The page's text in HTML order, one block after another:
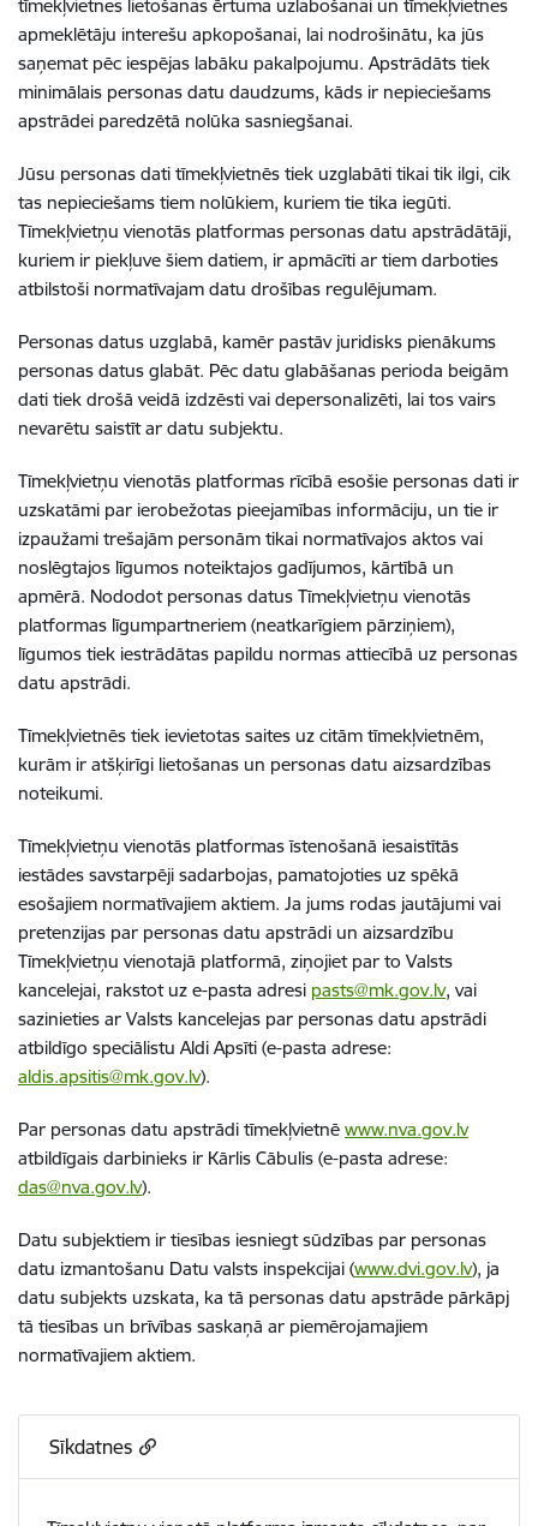
tīmekļvietnes lietošanas ērtuma uzlabošanai un tīmekļvietnes
apmeklētāju interešu apkopošanai, lai nodrošinātu, ka jūs
saņemat pēc iespējas labāku pakalpojumu. Apstrādāts tiek
minimālais personas datu daudzums, kāds ir nepieciešams
apstrādei paredzētā nolūka sasniegšanai.
Jūsu personas dati tīmekļvietnēs tiek uzglabāti tikai tik ilgi, cik
tas nepieciešams tiem nolūkiem, kuriem tie tika iegūti.
Tīmekļvietņu vienotās platformas personas datu apstrādātāji,
kuriem ir piekļuve šiem datiem, ir apmācīti ar tiem darboties
atbilstoši normatīvajam datu drošības regulējumam.
Personas datus uzglabā, kamēr pastāv juridisks pienākums
personas datus glabāt. Pēc datu glabāšanas perioda beigām
dati tiek drošā veidā izdzēsti vai depersonalizēti, lai tos vairs
nevarētu saistīt ar datu subjektu.
Tīmekļvietņu vienotās platformas rīcībā esošie personas dati ir
uzskatāmi par ierobežotas pieejamības informāciju, un tie ir
izpaužami trešajām personām tikai normatīvajos aktos vai
noslēgtajos līgumos noteiktajos gadījumos, kārtībā un
apmērā. Nododot personas datus Tīmekļvietņu vienotās
platformas līgumpartneriem (neatkarīgiem pārziņiem),
līgumos tiek iestrādātas papildu normas attiecībā uz personas
datu apstrādi.
Tīmekļvietnēs tiek ievietotas saites uz citām tīmekļvietnēm,
kurām ir atšķirīgi lietošanas un personas datu aizsardzības
noteikumi.
Tīmekļvietņu vienotās platformas īstenošanā iesaistītās
iestādes savstarpēji sadarbojas, pamatojoties uz spēkā
esošajiem normatīvajiem aktiem. Ja jums rodas jautājumi vai
pretenzijas par personas datu apstrādi un aizsardzību
Tīmekļvietņu vienotajā platformā, ziņojiet par to Valsts
kancelejai, rakstot uz e-pasta adresi pasts@mk.gov.lv, vai
sazinieties ar Valsts kancelejas par personas datu apstrādi
atbildīgo speciālistu Aldi Apsīti (e-pasta adrese:
aldis.apsitis@mk.gov.lv).
Par personas datu apstrādi tīmekļvietnē www.nva.gov.lv
atbildīgais darbinieks ir Kārlis Cābulis (e-pasta adrese:
das@nva.gov.lv).
Datu subjektiem ir tiesības iesniegt sūdzības par personas
datu izmantošanu Datu valsts inspekcijai (www.dvi.gov.lv), ja
datu subjekts uzskata, ka tā personas datu apstrāde pārkāpj
tā tiesības un brīvības saskaņā ar piemērojamajiem
normatīvajiem aktiem.
Sīkdatnes